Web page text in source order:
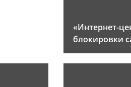
«Интернет-
блокировки